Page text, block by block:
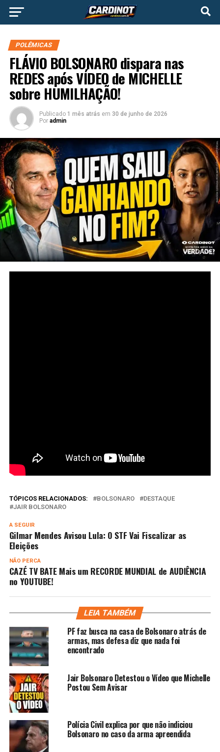
POLÊMICAS
FLÁVIO BOLSONARO dispara nas
REDES após VÍDEO de MICHELLE
sobre HUMILHAÇÃO!
Publicado 1 mês atrás em 30 de junho de 2026
Por admin
TÓPICOS RELACIONADOS: BOLSONARO
DESTAQUE
JAIR BOLSONARO
A SEGUIR
Gilmar Mendes Avisou Lula: O STF Vai Fiscalizar as
Eleições
NÃO PERCA
CAZÉ TV BATE Mais um RECORDE MUNDIAL de AUDIÊNCIA
no YOUTUBE!
LEIA TAMBÉM
PF faz busca na casa de Bolsonaro atrás de
armas, mas defesa diz que nada foi
encontrado
Jair Bolsonaro Detestou o Vídeo que Michelle
Postou Sem Avisar
Polícia Civil explica por que não indiciou
Bolsonaro no caso da arma apreendida